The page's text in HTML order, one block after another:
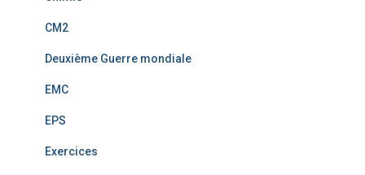
CM2
Deuxième Guerre mondiale
EMC
EPS
Exercices